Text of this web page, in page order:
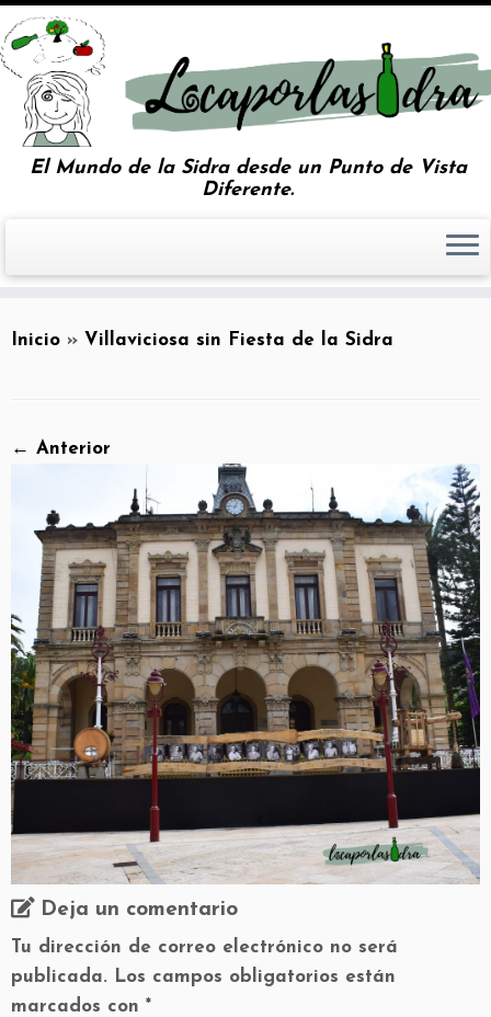
El Mundo de la Sidra desde un Punto de Vista
Diferente.
Inicio » Villaviciosa sin Fiesta de la Sidra
← Anterior
Deja un comentario
Tu dirección de correo electrónico no será
publicada. Los campos obligatorios están
marcados con *